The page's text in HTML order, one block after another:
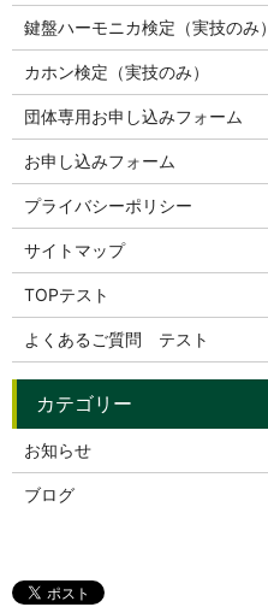
鍵盤ハーモニカ検定（実技のみ）
カホン検定（実技のみ）
団体専用お申し込みフォーム
お申し込みフォーム
プライバシーポリシー
サイトマップ
TOPテスト
よくあるご質問 テスト
お知らせ
ブログ